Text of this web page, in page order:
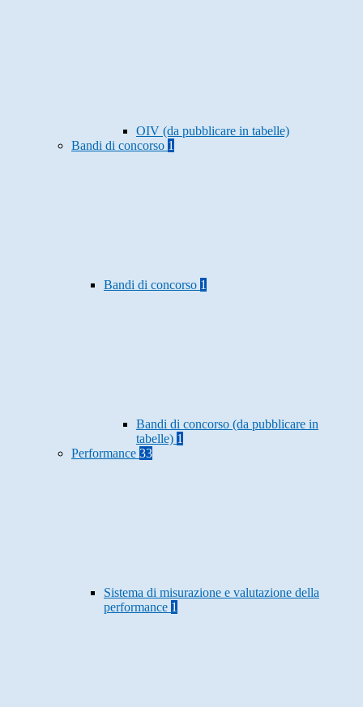
OIV (da pubblicare in tabelle)
Bandi di concorso 1
Bandi di concorso 1
Bandi di concorso (da pubblicare in
tabelle) 1
Performance 33
Sistema di misurazione e valutazione della
performance 1